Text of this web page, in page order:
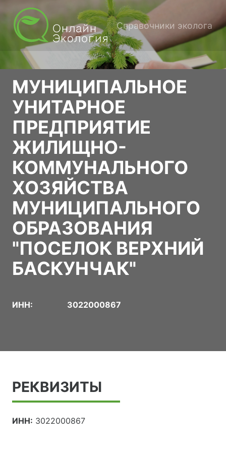
Справочники эколога
МУНИЦИПАЛЬНОЕ
УНИТАРНОЕ
ПРЕДПРИЯТИЕ
ЖИЛИЩНО-
КОММУНАЛЬНОГО
ХОЗЯЙСТВА
МУНИЦИПАЛЬНОГО
ОБРАЗОВАНИЯ
"ПОСЕЛОК ВЕРХНИЙ
БАСКУНЧАК"
ИНН: 3022000867
РЕКВИЗИТЫ
ИНН: 3022000867